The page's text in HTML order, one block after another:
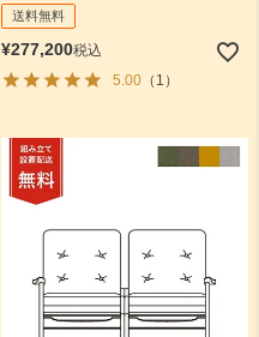
送料無料
¥277,200税込
5.00（1）